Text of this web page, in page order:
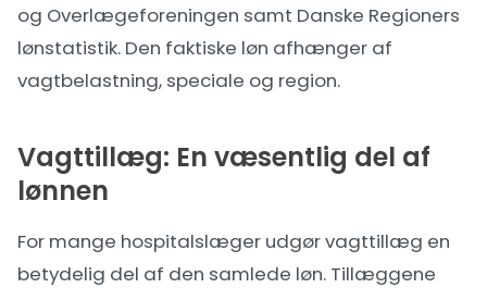
og Overlægeforeningen samt Danske Regioners
lønstatistik. Den faktiske løn afhænger af
vagtbelastning, speciale og region.
Vagttillæg: En væsentlig del af
lønnen
For mange hospitalslæger udgør vagttillæg en
betydelig del af den samlede løn. Tillæggene